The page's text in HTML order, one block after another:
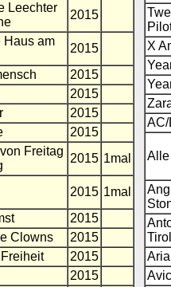
Leechter
2015
Haus am
2015
2015
2015
2015
2015
Freitag
2015 1mal
2015 1mal
2015
Clowns
2015
2015
2015
X
Tirol